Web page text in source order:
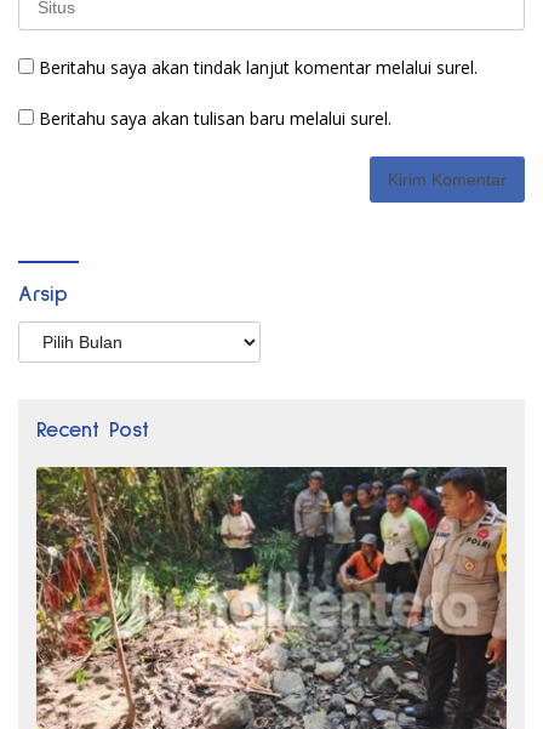
Beritahu saya akan tindak lanjut komentar melalui surel.
Beritahu saya akan tulisan baru melalui surel.
Arsip
Arsip
Recent Post